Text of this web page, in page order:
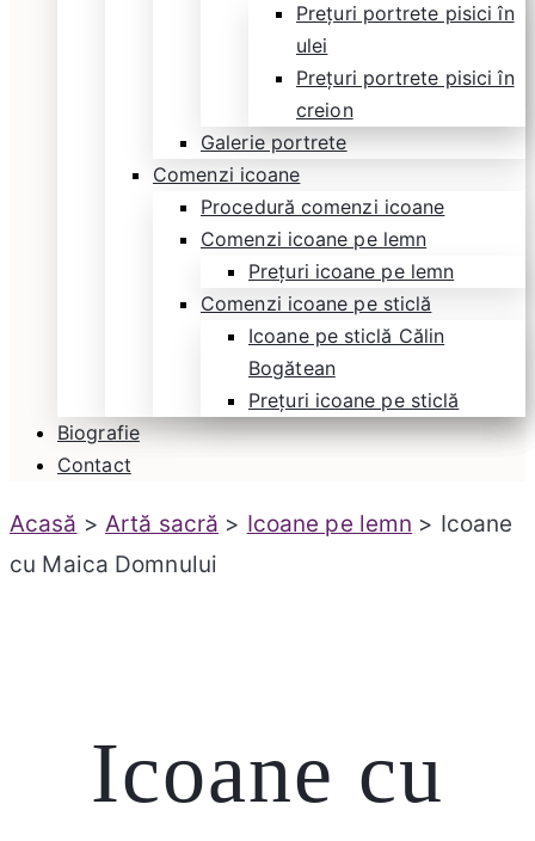
Prețuri portrete pisici în
ulei
Prețuri portrete pisici în
creion
Galerie portrete
Comenzi icoane
Procedură comenzi icoane
Comenzi icoane pe lemn
Prețuri icoane pe lemn
Comenzi icoane pe sticlă
Icoane pe sticlă Călin
Bogătean
Prețuri icoane pe sticlă
Biografie
Contact
Acasă > Artă sacră > Icoane pe lemn > Icoane
cu Maica Domnului
Icoane cu